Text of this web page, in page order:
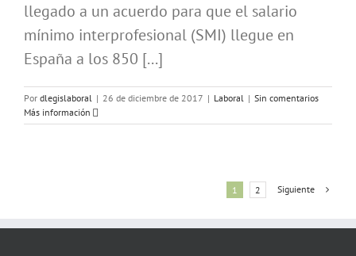
llegado a un acuerdo para que el salario
mínimo interprofesional (SMI) llegue en
España a los 850 [...]
Por dlegislaboral | 26 de diciembre de 2017 | Laboral | Sin comentarios
Más información
1 2 Siguiente